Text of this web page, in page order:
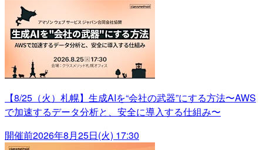
【8/25（火）札幌】生成AIを“会社の武器”にする方法〜AWS
で加速するデータ分析と、安全に導入する仕組み〜
開催前2026年8月25日(火) 17:30